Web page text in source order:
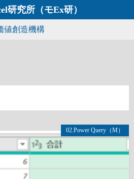
研究所（モEx研）
値創造機構
02.Power Query（M）